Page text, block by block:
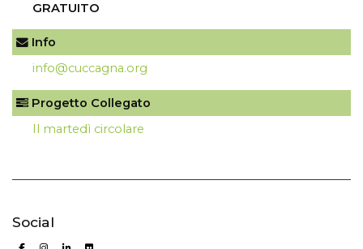
GRATUITO
Info
info@cuccagna.org
Progetto Collegato
Il martedì circolare
Social